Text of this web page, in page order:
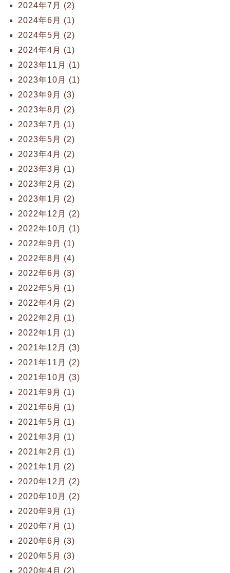
2024年7月 (2)
2024年6月 (1)
2024年5月 (2)
2024年4月 (1)
2023年11月 (1)
2023年10月 (1)
2023年9月 (3)
2023年8月 (2)
2023年7月 (1)
2023年5月 (2)
2023年4月 (2)
2023年3月 (1)
2023年2月 (2)
2023年1月 (2)
2022年12月 (2)
2022年10月 (1)
2022年9月 (1)
2022年8月 (4)
2022年6月 (3)
2022年5月 (1)
2022年4月 (2)
2022年2月 (1)
2022年1月 (1)
2021年12月 (3)
2021年11月 (2)
2021年10月 (3)
2021年9月 (1)
2021年6月 (1)
2021年5月 (1)
2021年3月 (1)
2021年2月 (1)
2021年1月 (2)
2020年12月 (2)
2020年10月 (2)
2020年9月 (1)
2020年7月 (1)
2020年6月 (3)
2020年5月 (3)
2020年4月 (2)